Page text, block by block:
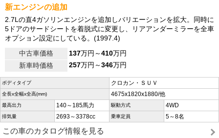
新エンジンの追加
2.7Lの直4ガソリンエンジンを追加しバリエーションを拡大。同時に
5ドアのサードシートを着脱式に変更し、リアアンダーミラーを全車
オプション設定にしている。(1997.4)
中古車価格
137万円～410万円
新車時価格
257万円～346万円
ボディタイプ クロカン・ＳＵＶ
全長x全幅x全高(mm) 4675x1820x1880/他
最高出力 140～185馬力 駆動方式 4WD
排気量 2693～3378cc 乗車定員 5～8名
この車のカタログ情報を見る